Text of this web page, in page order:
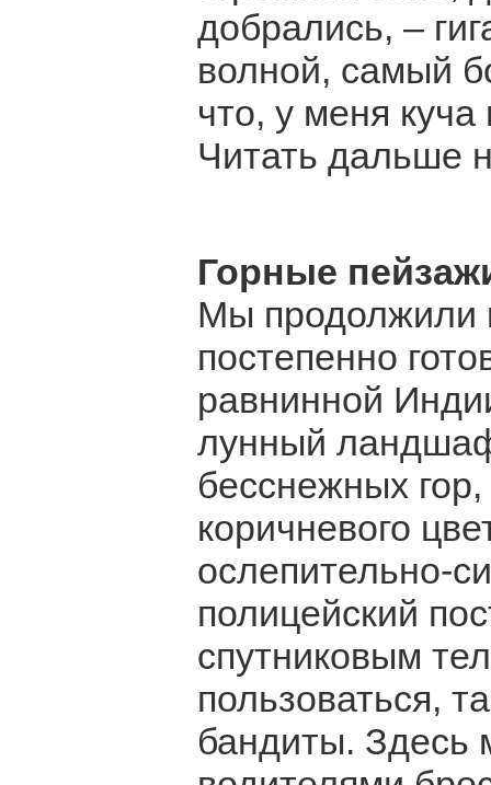
добрались, –
волной, самый
что, у меня
Читать дальше
Горные
Мы продолжили
постепенно
равнинной
лунный
бесснежных
коричневого
ослепительно-
полицейский
спутниковым
пользоваться,
бандиты. Здесь